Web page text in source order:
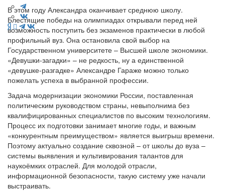
В этом году Александра оканчивает среднюю школу.
Блестящие победы на олимпиадах открывали перед ней
возможность поступить без экзаменов практически в любой
профильный вуз. Она остановила свой выбор на
Государственном университете – Высшей школе экономики.
«Девушки-загадки» – не редкость, ну а единственной
«девушке-разгадке» Александре Гараже можно только
пожелать успеха в выбранной профессии.
Задача модернизации экономики России, поставленная
политическим руководством страны, невыполнима без
квалифицированных специалистов по высоким технологиям.
Процесс их подготовки занимает многие годы, и важным
«конкурентным преимуществом» является выигрыш времени.
Поэтому актуально создание сквозной – от школы до вуза –
системы выявления и культивирования талантов для
наукоёмких отраслей. Для молодой отрасли,
информационной безопасности, такую систему уже начали
выстраивать.